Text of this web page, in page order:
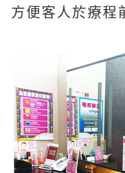
方便客人於療程